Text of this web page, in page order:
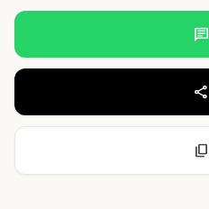
chat
share
content_copy